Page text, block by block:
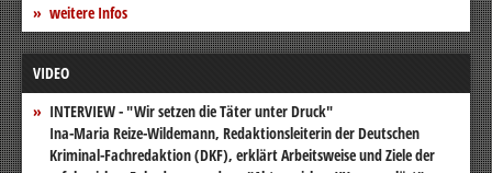
weitere Infos
VIDEO
INTERVIEW - "Wir setzen die Täter unter Druck"
Ina-Maria Reize-Wildemann, Redaktionsleiterin der Deutschen
Kriminal-Fachredaktion (DKF), erklärt Arbeitsweise und Ziele der